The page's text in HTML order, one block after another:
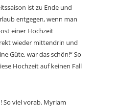
ist zu Ende und
entgegen, wenn man
einer Hochzeit
wieder mittendrin und
Güte, war das schön!“ So
Hochzeit auf keinen Fall
So viel vorab. Myriam